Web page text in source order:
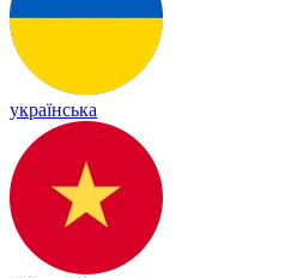
українська